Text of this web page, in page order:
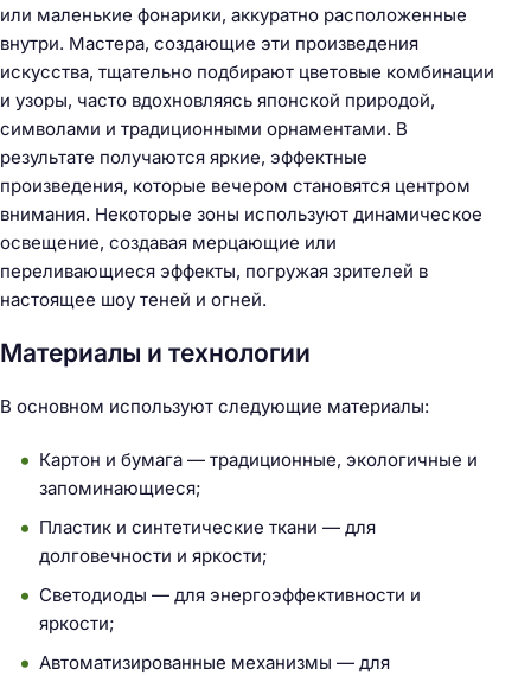
или маленькие фонарики, аккуратно расположенные
внутри. Мастера, создающие эти произведения
искусства, тщательно подбирают цветовые комбинации
и узоры, часто вдохновляясь японской природой,
символами и традиционными орнаментами. В
результате получаются яркие, эффектные
произведения, которые вечером становятся центром
внимания. Некоторые зоны используют динамическое
освещение, создавая мерцающие или
переливающиеся эффекты, погружая зрителей в
настоящее шоу теней и огней.
Материалы и технологии
В основном используют следующие материалы:
Картон и бумага — традиционные, экологичные и
запоминающиеся;
Пластик и синтетические ткани — для
долговечности и яркости;
Светодиоды — для энергоэффективности и
яркости;
Автоматизированные механизмы — для